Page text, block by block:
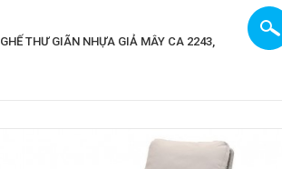
GHẾ THƯ GIÃN NHỰA GIẢ MÂY CA 2243,